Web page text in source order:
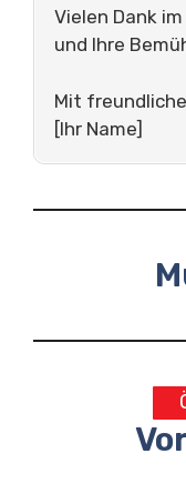
Vielen Dank
und Ihre
Mit
[Ihr Name]